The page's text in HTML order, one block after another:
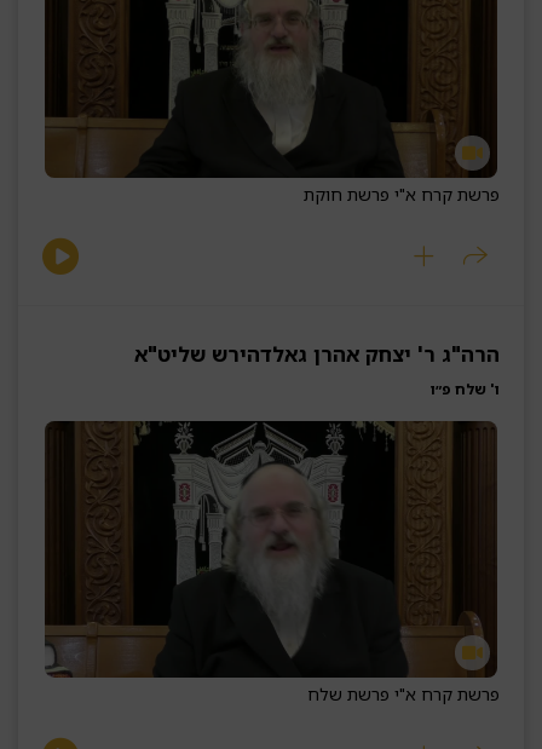
פרשת קרח א"י פרשת חוקת
הרה"ג ר' יצחק אהרן גאלדהירש שליט"א
ו' שלח פ״ו
פרשת קרח א"י פרשת שלח